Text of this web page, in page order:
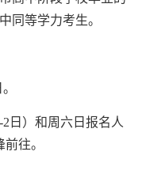
同等学力考生。
2 日） 和周六日报名 人
往。